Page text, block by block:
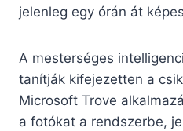
jelenleg egy órán át
A mesterséges
tanítják kifejezetten a
Microsoft Trove
a fotókat a rendszerbe,